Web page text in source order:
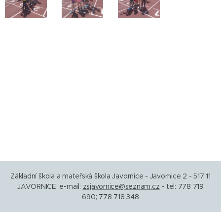
Základní škola a mateřská škola Javornice - Javornice 2 - 517 11
JAVORNICE; e-mail: zsjavornice@seznam.cz - tel: 778 719
690; 778 718 348